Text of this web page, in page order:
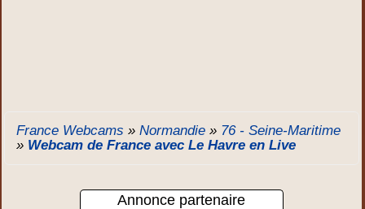
France Webcams »Normandie » 76 - Seine-Maritime
» Webcam de France avec Le Havre en Live
Annonce partenaire